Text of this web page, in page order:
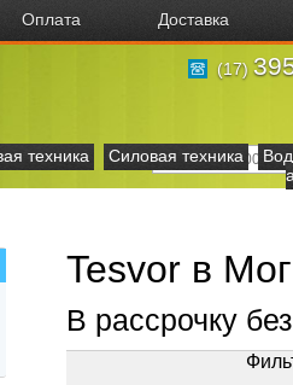
Оплата Доставка
(17)
техника Силовая техника
Tesvor в
В рассрочку